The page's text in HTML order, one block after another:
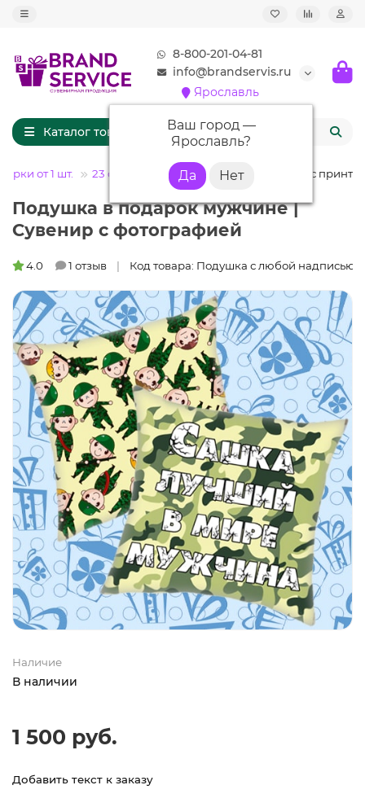
8-800-201-04-81
info@brandservis.ru
Ярославль
Ваш город —
Ярославль?
Каталог товаров
от 1 шт. 23 февраля Подушка на 23 февраля с
Подушка в подарок мужчине |
Сувенир с фотографией
4.0 1 отзыв Код товара: Подушка с любой надписью
Наличие
В наличии
1 500 руб.
Добавить текст к заказу